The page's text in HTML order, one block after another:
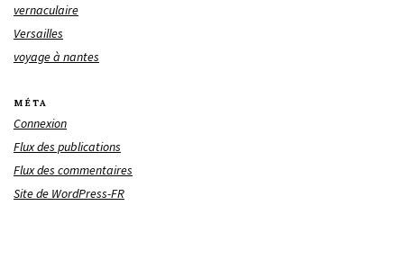
vernaculaire
Versailles
voyage à nantes
MÉTA
Connexion
Flux des publications
Flux des commentaires
Site de WordPress-FR